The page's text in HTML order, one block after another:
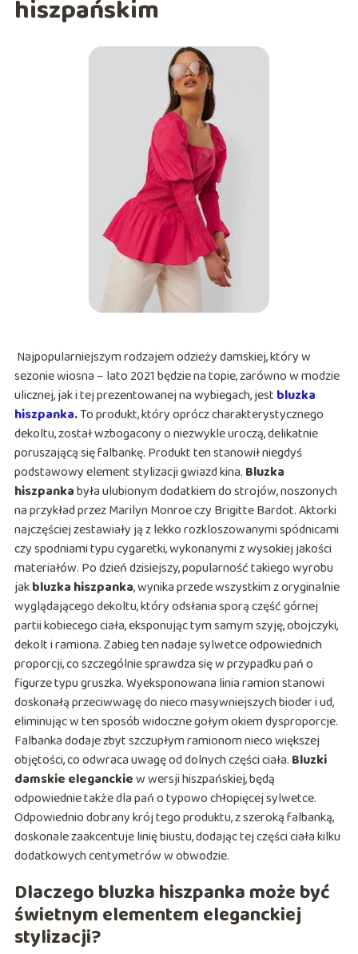
hiszpańskim
Najpopularniejszym rodzajem odzieży damskiej, który w
sezonie wiosna – lato 2021 będzie na topie, zarówno w modzie
ulicznej, jak i tej prezentowanej na wybiegach, jest bluzka
hiszpanka.To produkt, który oprócz charakterystycznego
dekoltu, został wzbogacony o niezwykle uroczą, delikatnie
poruszającą się falbankę. Produkt ten stanowił niegdyś
podstawowy element stylizacji gwiazd kina. Bluzka
hiszpankabyła ulubionym dodatkiem do strojów, noszonych
na przykład przez Marilyn Monroe czy Brigitte Bardot. Aktorki
najczęściej zestawiały ją z lekko rozkloszowanymi spódnicami
czy spodniami typu cygaretki, wykonanymi z wysokiej jakości
materiałów. Po dzień dzisiejszy, popularność takiego wyrobu
jakbluzka hiszpanka, wynika przede wszystkim z oryginalnie
wyglądającego dekoltu, który odsłania sporą część górnej
partii kobiecego ciała, eksponując tym samym szyję, obojczyki,
dekolt i ramiona. Zabieg ten nadaje sylwetce odpowiednich
proporcji, co szczególnie sprawdza się w przypadku pań o
figurze typu gruszka. Wyeksponowana linia ramion stanowi
doskonałą przeciwwagę do nieco masywniejszych bioder i ud,
eliminując w ten sposób widoczne gołym okiem dysproporcje.
Falbanka dodaje zbyt szczupłym ramionom nieco większej
objętości, co odwraca uwagę od dolnych części ciała. Bluzki
damskie eleganckiew wersji hiszpańskiej, będą
odpowiednie także dla pań o typowo chłopięcej sylwetce.
Odpowiednio dobrany krój tego produktu, z szeroką falbanką,
doskonale zaakcentuje linię biustu, dodając tej części ciała kilku
dodatkowych centymetrów w obwodzie.
Dlaczego bluzka hiszpanka może być
świetnym elementem eleganckiej
stylizacji?